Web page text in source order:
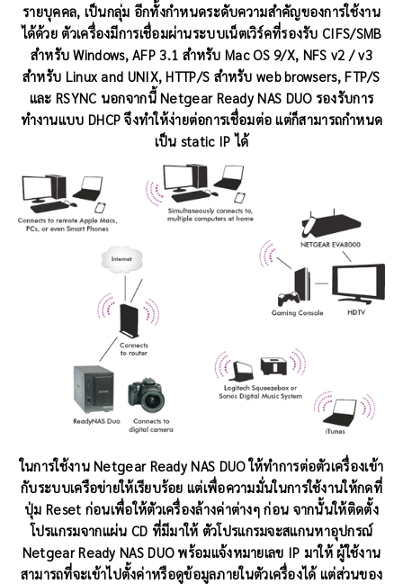
รายบุคคล, เป็นกลุ่ม อีกทั้งกำหนดระดับความสำคัญของการใช้งาน
ได้ด้วย ตัวเครื่องมีการเชื่อมผ่านระบบเน็ตเวิร์คที่รองรับ CIFS/SMB
สำหรับ Windows, AFP 3.1 สำหรับ Mac OS 9/X, NFS v2 / v3
สำหรับ Linux and UNIX, HTTP/S สำหรับ web browsers, FTP/S
และ RSYNC นอกจากนี้ Netgear Ready NAS DUO รองรับการ
ทำงานแบบ DHCP จึงทำให้ง่ายต่อการเชื่อมต่อ แต่ก็สามารถกำหนด
เป็น static IP ได้
ในการใช้งาน Netgear Ready NAS DUO ให้ทำการต่อตัวเครื่องเข้า
กับระบบเครือข่ายให้เรียบร้อย แต่เพื่อความมั่นในการใช้งานให้กดที่
ปุ่ม Reset ก่อนเพื่อให้ตัวเครื่องล้างค่าต่างๆ ก่อน จากนั้นให้ติดตั้ง
โปรแกรมจากแผ่น CD ที่มีมาให้ ตัวโปรแกรมจะสแกนหาอุปกรณ์
Netgear Ready NAS DUO พร้อมแจ้งหมายเลข IP มาให้ ผู้ใช้งาน
สามารถที่จะเข้าไปตั้งค่าหรือดูข้อมูลภายในตัวเครื่องได้ แต่ส่วนของ